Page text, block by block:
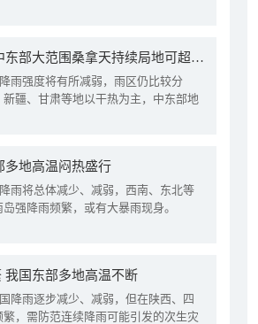
我国降雨强度进一步减弱 中东部大范围桑拿天持续局地可超38℃
雨强度将有所减弱，雨区仍比较分
疆、甘肃等地以干热为主，中东部地
多地高温闷热盛行
雨将总体减少、减弱，西南、东北等
强降雨频繁，或有大暴雨现身。
我国东部多地高温不断
降雨逐步减少、减弱，但在陕西、四
，需防范连续降雨可能引发的次生灾